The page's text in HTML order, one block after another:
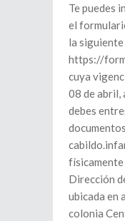
Te puedes
el
la
https://
cuya
08 de abril,
debes
físicamente
Dirección
ubicada en
colonia